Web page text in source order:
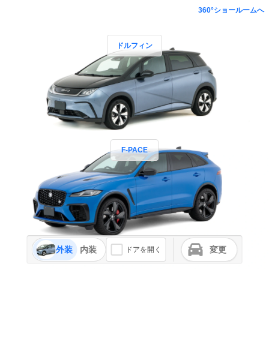
360°ショールームへ
ドルフィン
F-PACE
外装 内装 ドアを開く 変更